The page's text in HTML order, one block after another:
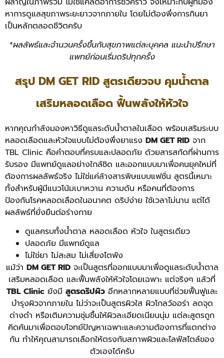
หาการดูแลสุขภาพระยะยาวจากภายใน โดยไม่ต้องพึ่งการกินยา
เป็นหลักตลอดชีวิตครับ
*ผลลัพธ์และจำนวนครั้งขึ้นกับสุขภาพแต่ละบุคคล แนะนำปรึกษา
แพทย์ก่อนเริ่มดริปทุกครั้ง
สรุป DM GET RID สูตรเดียวจบ คุมน้ำตาล
เสริมหลอดเลือด ฟื้นพลังให้หัวใจ
หากคุณกำลังมองหาวิธีดูแลระดับน้ำตาลในเลือด พร้อมเสริมระบบ
หลอดเลือดและหัวใจแบบไม่ต้องพึ่งยาแรง DM GET RID จาก
TBL Clinic คือคำตอบที่ครบและปลอดภัย ด้วยสารสกัดที่ผ่านการ
รับรอง มีแพทย์ดูแลอย่างใกล้ชิด และออกแบบมาเพื่อคนยุคใหม่ที่
ต้องการผลลัพธ์จริง ไม่ใช่แค่ล้างสารพิษแบบแฟชั่น สูตรนี้เหมาะ
ทั้งสำหรับผู้มีแนวโน้มเบาหวาน ความดัน หรือคนที่ต้องการ
ป้องกันโรคหลอดเลือดในอนาคต ดริปง่าย ใช้เวลาไม่นาน แต่ได้
ผลลัพธ์ที่ยั่งยืนต่อร่างกาย
ดูแลครบทั้งน้ำตาล หลอดเลือด หัวใจ ในสูตรเดียว
ปลอดภัย มีแพทย์ดูแล
ไม่ใช่ยา ไม่สะสม ไม่เสี่ยงไตพัง
แม้ว่า DM GET RIDจะเป็นสูตรที่ออกแบบมาเพื่อดูแลระดับน้ำตาล
เสริมหลอดเลือด และฟื้นพลังให้หัวใจโดยเฉพาะ แต่จริงๆ แล้วที่
TBL Clinic ยังมี สูตรดริปผิว อีกหลากหลายแบบที่ช่วยฟื้นฟูและ
บำรุงผิวจากภายใน ไม่ว่าจะเป็นสูตรผิวใส ผิวโกลว์ออร่า ลดจุด
ด่างดำ หรือเติมความชุ่มชื้นให้ผิวละเอียดเนียนนุ่ม แต่ละสูตรถูก
คิดค้นมาเพื่อตอบโจทย์ปัญหาเฉพาะและความต้องการที่แตกต่าง
กัน ทำให้คุณสามารถเลือกให้ตรงกับสภาพผิวและไลฟ์สไตล์ของ
ตัวเองได้ครับ